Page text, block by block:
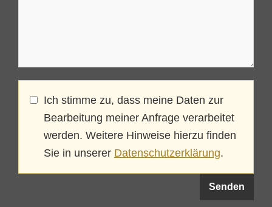
Ich stimme zu, dass meine Daten zur
Bearbeitung meiner Anfrage verarbeitet
werden. Weitere Hinweise hierzu finden
Sie in unserer Datenschutzerklärung.